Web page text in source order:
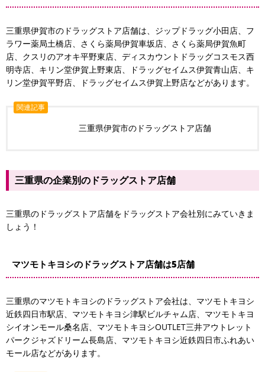
三重県伊賀市のドラッグストア店舗は、ジップドラッグ小田店、フ
ラワー薬局土橋店、さくら薬局伊賀車坂店、さくら薬局伊賀魚町
店、クスリのアオキ平野東店、ディスカウントドラッグコスモス西
明寺店、キリン堂伊賀上野東店、ドラッグセイムス伊賀青山店、キ
リン堂伊賀平野店、ドラッグセイムス伊賀上野店などがあります。
関連記事
三重県伊賀市のドラッグストア店舗
三重県の企業別のドラッグストア店舗
三重県のドラッグストア店舗をドラッグストア会社別にみていきま
しょう！
マツモトキヨシのドラッグストア店舗は5店舗
三重県のマツモトキヨシのドラッグストア会社は、マツモトキヨシ
近鉄四日市駅店、マツモトキヨシ津駅ビルチャム店、マツモトキヨ
シイオンモール桑名店、マツモトキヨシOUTLET三井アウトレット
パークジャズドリーム長島店、マツモトキヨシ近鉄四日市ふれあい
モール店などがあります。